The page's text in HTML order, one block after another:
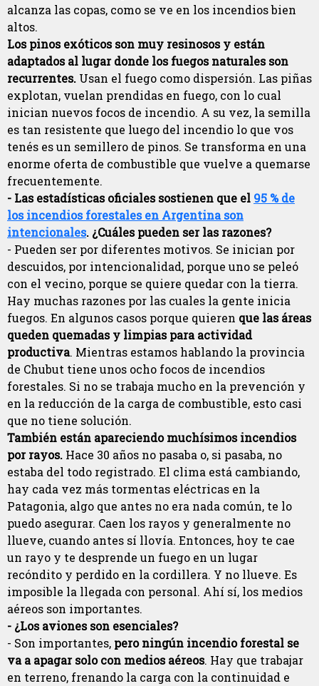
alcanza las copas, como se ve en los incendios bien
altos.
Los pinos exóticos son muy resinosos y están
adaptados al lugar donde los fuegos naturales son
recurrentes. Usan el fuego como dispersión. Las piñas
explotan, vuelan prendidas en fuego, con lo cual
inician nuevos focos de incendio. A su vez, la semilla
es tan resistente que luego del incendio lo que vos
tenés es un semillero de pinos. Se transforma en una
enorme oferta de combustible que vuelve a quemarse
frecuentemente.
- Las estadísticas oficiales sostienen que el 95 % de
los incendios forestales en Argentina son
intencionales. ¿Cuáles pueden ser las razones?
- Pueden ser por diferentes motivos. Se inician por
descuidos, por intencionalidad, porque uno se peleó
con el vecino, porque se quiere quedar con la tierra.
Hay muchas razones por las cuales la gente inicia
fuegos. En algunos casos porque quieren que las áreas
queden quemadas y limpias para actividad
productiva. Mientras estamos hablando la provincia
de Chubut tiene unos ocho focos de incendios
forestales. Si no se trabaja mucho en la prevención y
en la reducción de la carga de combustible, esto casi
que no tiene solución.
También están apareciendo muchísimos incendios
por rayos. Hace 30 años no pasaba o, si pasaba, no
estaba del todo registrado. El clima está cambiando,
hay cada vez más tormentas eléctricas en la
Patagonia, algo que antes no era nada común, te lo
puedo asegurar. Caen los rayos y generalmente no
llueve, cuando antes sí llovía. Entonces, hoy te cae
un rayo y te desprende un fuego en un lugar
recóndito y perdido en la cordillera. Y no llueve. Es
imposible la llegada con personal. Ahí sí, los medios
aéreos son importantes.
- ¿Los aviones son esenciales?
- Son importantes, pero ningún incendio forestal se
va a apagar solo con medios aéreos. Hay que trabajar
en terreno, frenando la carga con la continuidad e